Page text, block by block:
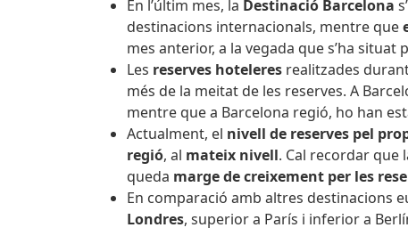
En l’últim mes, la Destinació Barcelona
destinacions internacionals, mentre que
mes anterior, a la vegada que s’ha
Les reserves hoteleres realitzades
més de la meitat de les reserves. A
mentre que a Barcelona regió, ho han
Actualment, el nivell de reserves pel
regió, al mateix nivell. Cal recordar que
queda marge de creixement per les
En comparació amb altres destinacions
Londres, superior a París i inferior a